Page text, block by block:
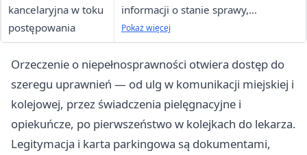
kancelaryjna w toku
postępowania
informacji o stanie sprawy,
przyjmowanie dodatkowych
dokumentów
Pokaż więcej
Orzeczenie o niepełnosprawności otwiera dostęp do
szeregu uprawnień — od ulg w komunikacji miejskiej i
kolejowej, przez świadczenia pielęgnacyjne i
opiekuńcze, po pierwszeństwo w kolejkach do lekarza.
Legitymacja i karta parkingowa są dokumentami,